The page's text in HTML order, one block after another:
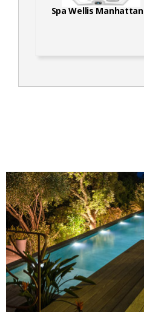
Spa Wellis Manhattan